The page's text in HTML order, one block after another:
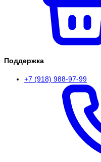
Поддержка
+7 (918) 988-97-99